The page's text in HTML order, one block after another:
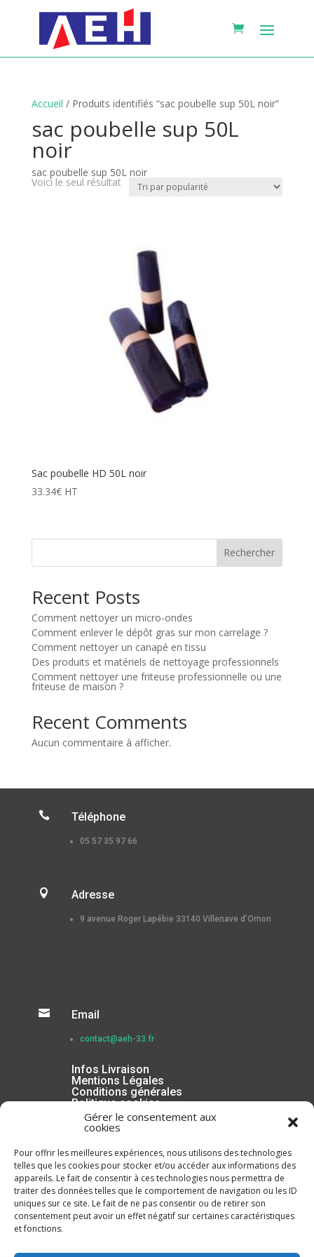
Gérer le consentement aux
cookies
Pour offrir les meilleures expériences, nous utilisons des technologies
telles que les cookies pour stocker et/ou accéder aux informations des
appareils. Le fait de consentir à ces technologies nous permettra de
traiter des données telles que le comportement de navigation ou les ID
uniques sur ce site. Le fait de ne pas consentir ou de retirer son
consentement peut avoir un effet négatif sur certaines caractéristiques
et fonctions.
Accueil / Produits identifiés “sac poubelle sup 50L noir”
sac poubelle sup 50L
noir
sac poubelle sup 50L noir
Voici le seul résultat
Sac poubelle HD 50L noir
33.34€ HT
Rechercher
Recent Posts
Comment nettoyer un micro-ondes
Comment enlever le dépôt gras sur mon carrelage ?
Comment nettoyer un canapé en tissu
Des produits et matériels de nettoyage professionnels
Comment nettoyer une friteuse professionnelle ou une
friteuse de maison ?
Recent Comments
Aucun commentaire à afficher.
 Téléphone
05 57 35 97 66
 Adresse
9 avenue Roger Lapébie 33140 Villenave d’Ornon
 Email
contact@aeh-33.fr
Infos Livraison
Mentions Légales
Conditions générales
Politique cookies